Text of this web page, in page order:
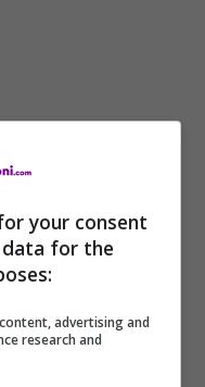
your consent
data for the
advertising and
research and